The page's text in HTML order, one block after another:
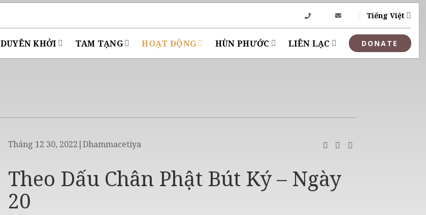
Tiếng Việt
DUYÊN KHỞI TAM TẠNG HOẠT ĐỘNG HÙN PHƯỚC LIÊN LẠC
Tháng 12 30, 2022 |Dhammacetiya
Theo Dấu Chân Phật Bút Ký – Ngày
20